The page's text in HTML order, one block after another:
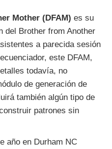
Mother (DFAM) es su
del Brother from Another
a parecida sesión
este DFAM,
todavía, no
de generación de
también algún tipo de
patrones sin
año en Durham NC